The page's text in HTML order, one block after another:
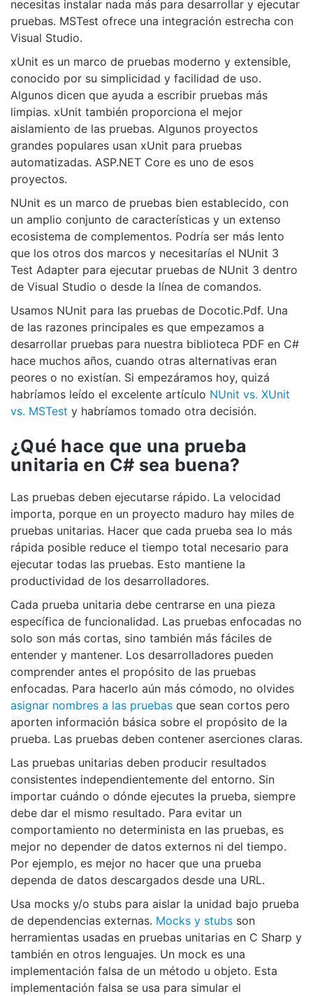
necesitas instalar nada más para desarrollar y ejecutar
pruebas. MSTest ofrece una integración estrecha con
Visual Studio.
xUnit es un marco de pruebas moderno y extensible,
conocido por su simplicidad y facilidad de uso.
Algunos dicen que ayuda a escribir pruebas más
limpias. xUnit también proporciona el mejor
aislamiento de las pruebas. Algunos proyectos
grandes populares usan xUnit para pruebas
automatizadas. ASP.NET Core es uno de esos
proyectos.
NUnit es un marco de pruebas bien establecido, con
un amplio conjunto de características y un extenso
ecosistema de complementos. Podría ser más lento
que los otros dos marcos y necesitarías el NUnit 3
Test Adapter para ejecutar pruebas de NUnit 3 dentro
de Visual Studio o desde la línea de comandos.
Usamos NUnit para las pruebas de Docotic.Pdf. Una
de las razones principales es que empezamos a
desarrollar pruebas para nuestra biblioteca PDF en C#
hace muchos años, cuando otras alternativas eran
peores o no existían. Si empezáramos hoy, quizá
habríamos leído el excelente artículo NUnit vs. XUnit
vs. MSTest y habríamos tomado otra decisión.
¿Qué hace que una prueba
unitaria en C# sea buena?
Las pruebas deben ejecutarse rápido. La velocidad
importa, porque en un proyecto maduro hay miles de
pruebas unitarias. Hacer que cada prueba sea lo más
rápida posible reduce el tiempo total necesario para
ejecutar todas las pruebas. Esto mantiene la
productividad de los desarrolladores.
Cada prueba unitaria debe centrarse en una pieza
específica de funcionalidad. Las pruebas enfocadas no
solo son más cortas, sino también más fáciles de
entender y mantener. Los desarrolladores pueden
comprender antes el propósito de las pruebas
enfocadas. Para hacerlo aún más cómodo, no olvides
asignar nombres a las pruebas que sean cortos pero
aporten información básica sobre el propósito de la
prueba. Las pruebas deben contener aserciones claras.
Las pruebas unitarias deben producir resultados
consistentes independientemente del entorno. Sin
importar cuándo o dónde ejecutes la prueba, siempre
debe dar el mismo resultado. Para evitar un
comportamiento no determinista en las pruebas, es
mejor no depender de datos externos ni del tiempo.
Por ejemplo, es mejor no hacer que una prueba
dependa de datos descargados desde una URL.
Usa mocks y/o stubs para aislar la unidad bajo prueba
de dependencias externas. Mocks y stubs son
herramientas usadas en pruebas unitarias en C Sharp y
también en otros lenguajes. Un mock es una
implementación falsa de un método u objeto. Esta
implementación falsa se usa para simular el